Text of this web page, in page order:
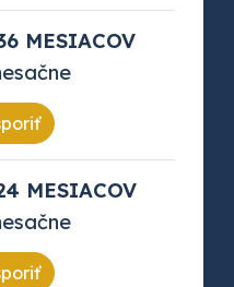
MESIACOV
MESIACOV